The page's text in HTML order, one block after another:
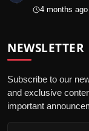
4 months ago
NEWSLETTER
Subscribe to our
and exclusive
important